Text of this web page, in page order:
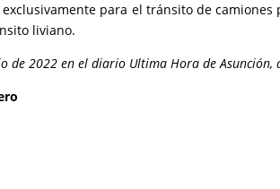
para el tránsito de camiones
liviano.
de 2022 en el diario Ultima Hora de Asunción,